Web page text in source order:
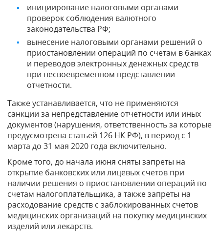
инициирование налоговыми органами
проверок соблюдения валютного
законодательства РФ;
вынесение налоговыми органами решений о
приостановлении операций по счетам в банках
и переводов электронных денежных средств
при несвоевременном представлении
отчетности.
Также устанавливается, что не применяются
санкции за непредставление отчетности или иных
документов (нарушения, ответственность за которые
предусмотрена статьей 126 НК РФ), в период с 1
марта до 31 мая 2020 года включительно.
Кроме того, до начала июня сняты запреты на
открытие банковских или лицевых счетов при
наличии решения о приостановлении операций по
счетам налогоплательщика, а также запреты на
расходование средств с заблокированных счетов
медицинских организаций на покупку медицинских
изделий или лекарств.